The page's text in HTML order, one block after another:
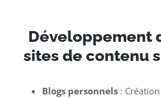
Développement
sites de contenu
Blogs personnels: